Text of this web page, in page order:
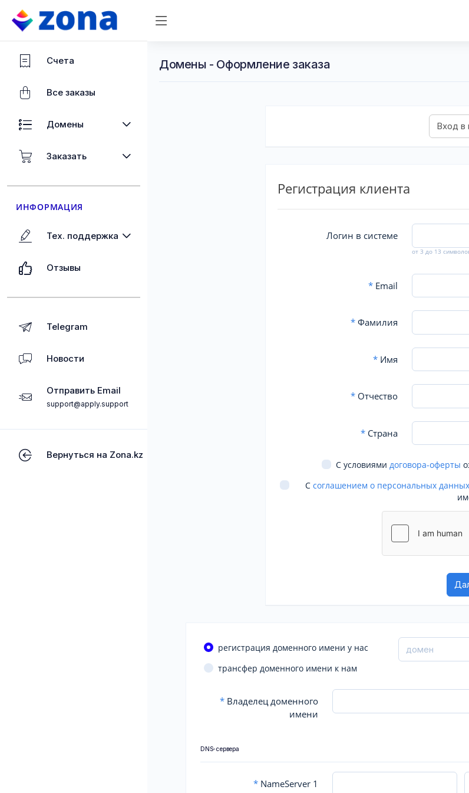
Счета
Все заказы
Домены
Заказать
ИНФОРМАЦИЯ
Тех. поддержка
Отзывы
Telegram
Новости
Отправить Email
support@apply.support
Вернуться на Zona.kz
Домены - Оформление заказа
Регистрация клиента
Логин в системе
от 3 до 13
*Email
*Фамилия
*Имя
*Отчество
*Страна
С условиями договора-оферты
С соглашением о персональных данных
регистрация доменного имени у нас
трансфер доменного имени к нам
* Владелец доменного
имени
DNS-сервера
* NameServer 1